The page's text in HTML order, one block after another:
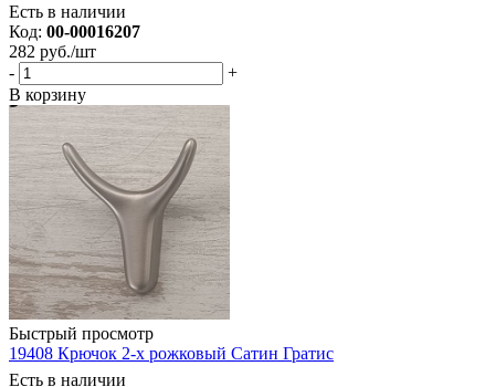
Есть в наличии
Код: 00-00016207
282 руб./шт
-
+
В корзину
Быстрый просмотр
19408 Крючок 2-х рожковый Сатин Гратис
Есть в наличии